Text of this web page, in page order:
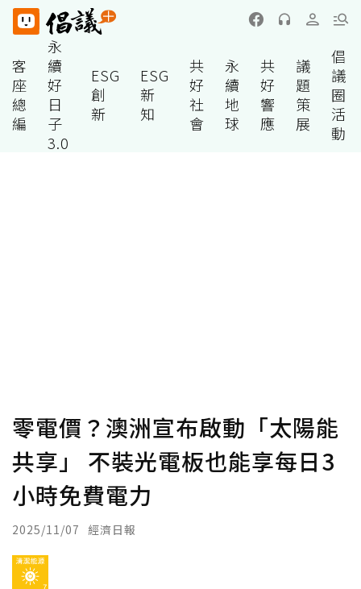
客
座
總
編
永
續
好
日
子
3.0
ESG
創
新
ESG
新
知
共
好
社
會
永
續
地
球
共
好
響
應
議
題
策
展
倡
議
圈
活
動
零電價？澳洲宣布啟動「太陽能
共享」 不裝光電板也能享每日3
小時免費電力
2025/11/07 經濟日報